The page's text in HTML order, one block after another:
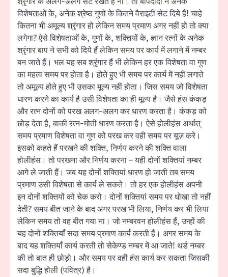
विशेषताओं के, अनेक श्रेष्ठ गुणों के कितने वैराइटी सेट दिये हैं! चाहे
कितना भी अमूल्य श्रृंगार हो लेकिन समय प्रमाण अगर नहीं हो तो क्या
लगेगा? ऐसे विशेषताओं के, गुणों के, शक्तियों के, ज्ञान रत्नों के अनेक
श्रृंगार बाप ने सभी को दिये हैं लेकिन समय पर कार्य में लगाने में नम्बर
बन जाते हैं। भल यह सब श्रृंगार हैं भी लेकिन हर एक विशेषता वा गुण
का महत्व समय पर होता है। होते हुए भी समय पर कार्य में नहीं लगाते
तो अमूल्य होते हुए भी उसका मूल्य नहीं होता। जिस समय जो विशेषता
धारण करने का कार्य है उसी विशेषता का ही मूल्य है। जैसे हंस कंकड़
और रत्न दोनों को परख अलग-अलग कर धारण करता है। कंकड़ को
छोड़ देता है, बाकी रत्न-मोती धारण करता है। ऐसे होलीहंस अर्थात्
समय प्रमाण विशेषता वा गुण को परख कर वही समय पर यूज़ करे।
इसको कहते हैं परखने की शक्ति, निर्णय करने की शक्ति वाला
होलीहंस। तो परखना और निर्णय करना – यही दोनों शक्तियां नम्बर
आगे ले जाती हैं। जब यह दोनों शक्तियां धारण हो जाती तब समय
प्रमाण उसी विशेषता से कार्य ले सकते। तो हर एक होलीहंस अपनी
इन दोनों शक्तियों को चेक करो। दोनों शक्तियां समय पर धोखा तो नहीं
देती? समय बीत जाने के बाद अगर परख भी लिया, निर्णय कर भी लिया
लेकिन समय तो वह बीत गया ना। जो नम्बरवन होलीहंस हैं, उन्हों की
यह दोनों शक्तियाँ सदा समय प्रमाण कार्य करती हैं। अगर समय के
बाद यह शक्तियाँ कार्य करती तो सेकेण्ड नम्बर में आ जाते! थर्ड नम्बर
की तो बात ही छोड़ो। और समय पर वही हंस कार्य कर सकता जिसकी
सदा बुद्धि होली (पवित्र) है।